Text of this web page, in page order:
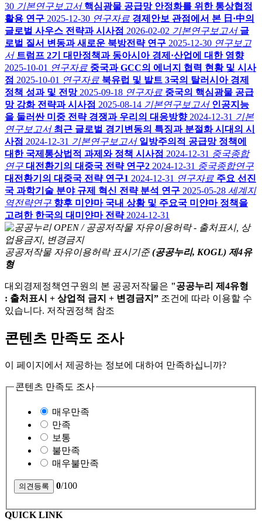
30 기본연구보고서 핵심광물 공급망 안정화를 위한 통상협정
활용 연구 2025-12-30 연구자료 경제안보 관점에서 본 日·中의
글로벌 사우스 전략과 시사점 2026-02-02 기본연구보고서 글
로벌 질서 변동과 새로운 북방전략 연구 2025-12-30 연구보고
서 트럼프 2기 대만정책과 동아시아 경제·산업에 대한 영향
2025-10-01 연구자료 중국과 GCC의 에너지 협력 현황 및 시사
점 2025-10-01 연구자료 북유럽 및 발트 3국의 탈러시아 경제
정책 성과 및 전망 2025-09-18 연구자료 중국의 핵심광물 공급
망 강화 전략과 시사점 2025-08-14 기본연구보고서 인공지능
을 둘러싼 미중 전략 경쟁과 우리의 대응방향 2024-12-31 기본
연구보고서 최근 글로벌 경기변동의 특징과 분절화 시대의 시
사점 2024-12-31 기본연구보고서 일방주의적 공급망 정책에
대한 국제통상법적 과제와 정책 시사점 2024-12-31 중국종합
연구 대전환기의 대중국 전략 연구2 2024-12-31 중국종합연구
대전환기의 대중국 전략 연구1 2024-12-31 연구자료 주요 선진
국 과학기술 분야 규제 혁신 전략 분석 연구 2025-05-28 세계지
역전략연구 향후 미얀마 국내 상황 및 주요국 미얀마 정책을
고려한 한국의 대미얀마 전략 2024-12-31
공공저작물 자유이용허락 표시기준 (공공누리, KOGL) 제4유
형
대외경제정책연구원의 본 공공저작물은 "공공누리 제4유형
: 출처표시 + 상업적 금지 + 변경금지” 조건에 따라 이용할 수
있습니다. 저작권정책 참조
콘텐츠 만족도 조사
이 페이지에서 제공하는 정보에 대하여 만족하십니까?
콘텐츠 만족도 조사
매우만족
만족
보통
불만족
매우불만족
0/100
QUICK LINK